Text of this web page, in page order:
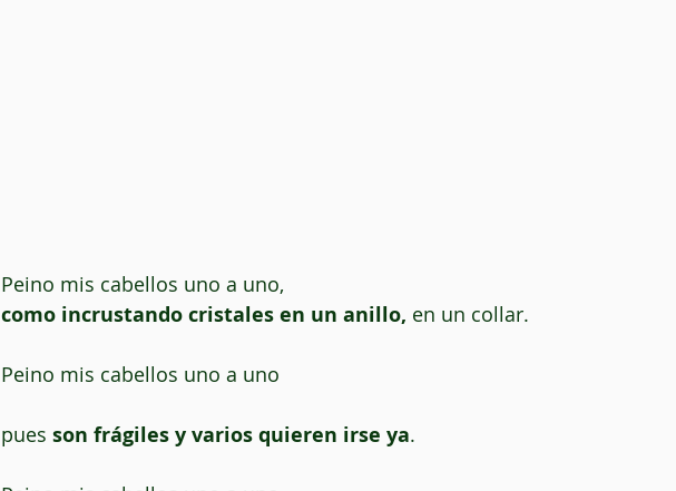
Peino mis cabellos uno a uno,
como incrustando cristales en un anillo, en un collar.
Peino mis cabellos uno a uno
pues son frágiles y varios quieren irse ya.